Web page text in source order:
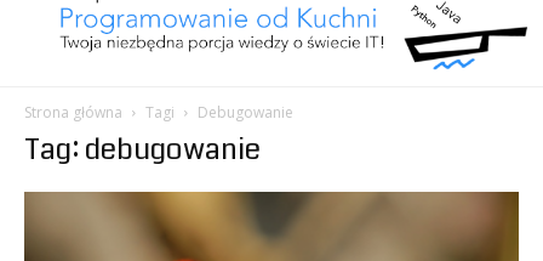
od
Strona główna Tagi Debugowanie
Tag: debugowanie